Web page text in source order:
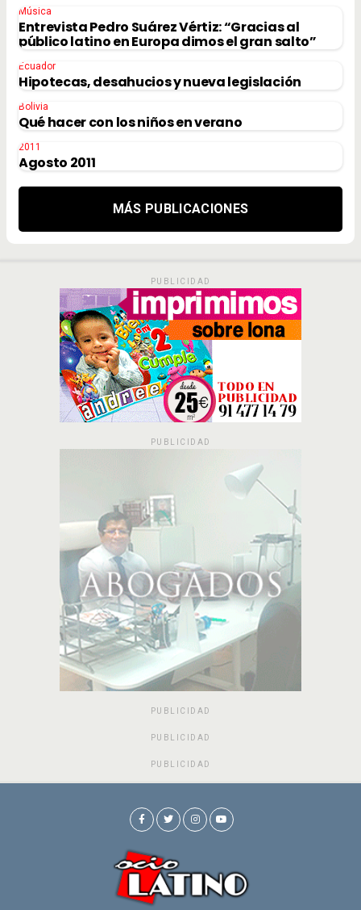
Música
Entrevista Pedro Suárez Vértiz: “Gracias al
público latino en Europa dimos el gran salto”
Ecuador
Hipotecas, desahucios y nueva legislación
Bolivia
Qué hacer con los niños en verano
2011
Agosto 2011
MÁS PUBLICACIONES
PUBLICIDAD
PUBLICIDAD
PUBLICIDAD
PUBLICIDAD
PUBLICIDAD